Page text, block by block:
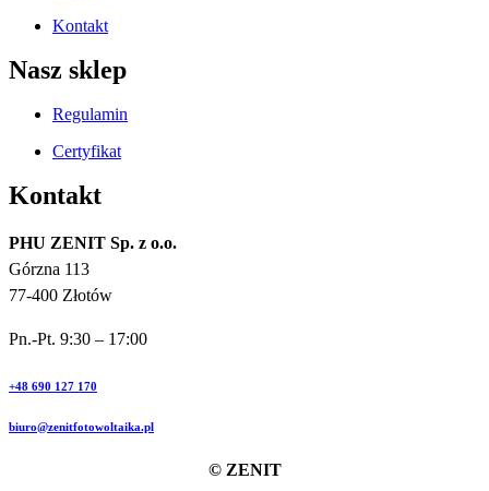
Kontakt
Nasz sklep
Regulamin
Certyfikat
Kontakt
PHU ZENIT Sp. z o.o.
Górzna 113
77-400 Złotów
Pn.-Pt. 9:30 – 17:00
+48 690 127 170
biuro@zenitfotowoltaika.pl
© ZENIT